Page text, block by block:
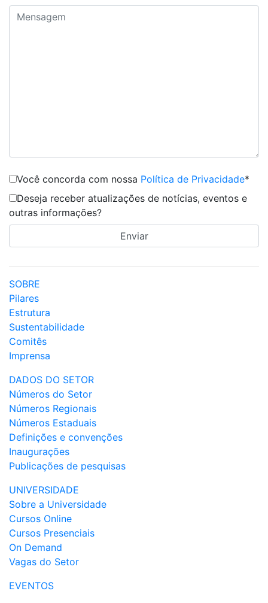
Você concorda com nossa Política de Privacidade*
Deseja receber atualizações de notícias, eventos e
outras informações?
SOBRE
Pilares
Estrutura
Sustentabilidade
Comitês
Imprensa
DADOS DO SETOR
Números do Setor
Números Regionais
Números Estaduais
Definições e convenções
Inaugurações
Publicações de pesquisas
UNIVERSIDADE
Sobre a Universidade
Cursos Online
Cursos Presenciais
On Demand
Vagas do Setor
EVENTOS